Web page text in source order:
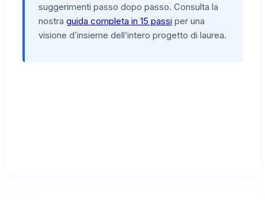
suggerimenti passo dopo passo. Consulta la
nostra guida completa in 15 passi per una
visione d’insieme dell’intero progetto di laurea.